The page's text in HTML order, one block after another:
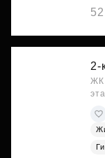
2-
ЖК